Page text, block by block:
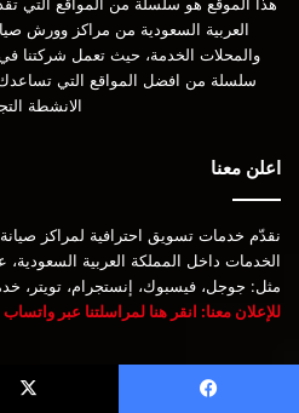
العربية السعودية من مراكز وورش
والمحلات الخدمة، حيث تعمل شركتنا
سلسلة من افضل المواقع التي
الانشطة
اعلن معنا
نقدّم خدمات تسويق احترافية لمراكز
الخدمات داخل المملكة العربية السعودية،
مثل: جوجل، فيسبوك، إنستجرام، تويتر،
للإعلان معنا: انقر هنا لمراسلتنا عبر واتساب
مقالات تم تحديثها